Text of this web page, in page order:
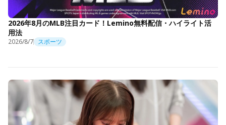
2026年8月のMLB注目カード！Lemino無料配信・ハイライト活
用法
2026/8/7 スポーツ